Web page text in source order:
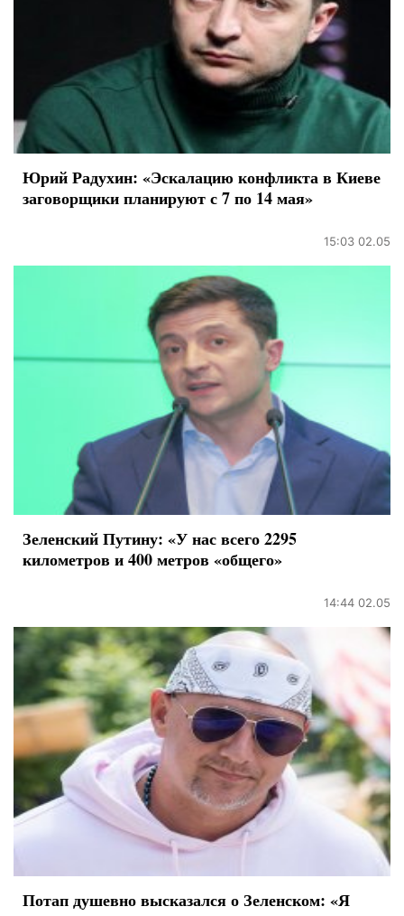
Юрий Радухин: «Эскалацию конфликта в Киеве
заговорщики планируют с 7 по 14 мая»
15:03 02.05
Зеленский Путину: «У нас всего 2295
километров и 400 метров «общего»
14:44 02.05
Потап душевно высказался о Зеленском: «Я